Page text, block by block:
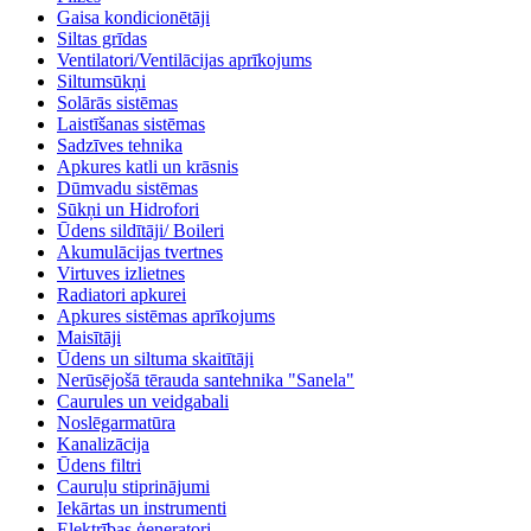
Gaisa kondicionētāji
Siltas grīdas
Ventilatori/Ventilācijas aprīkojums
Siltumsūkņi
Solārās sistēmas
Laistīšanas sistēmas
Sadzīves tehnika
Apkures katli un krāsnis
Dūmvadu sistēmas
Sūkņi un Hidrofori
Ūdens sildītāji/ Boileri
Akumulācijas tvertnes
Virtuves izlietnes
Radiatori apkurei
Apkures sistēmas aprīkojums
Maisītāji
Ūdens un siltuma skaitītāji
Nerūsējošā tērauda santehnika "Sanela"
Caurules un veidgabali
Noslēgarmatūra
Kanalizācija
Ūdens filtri
Cauruļu stiprinājumi
Iekārtas un instrumenti